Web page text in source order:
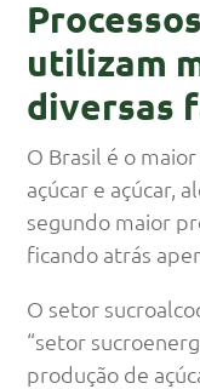
utilizam
diversas
O Brasil é o
açúcar e açúcar,
segundo maior
ficando atrás
O setor
“setor
produção de